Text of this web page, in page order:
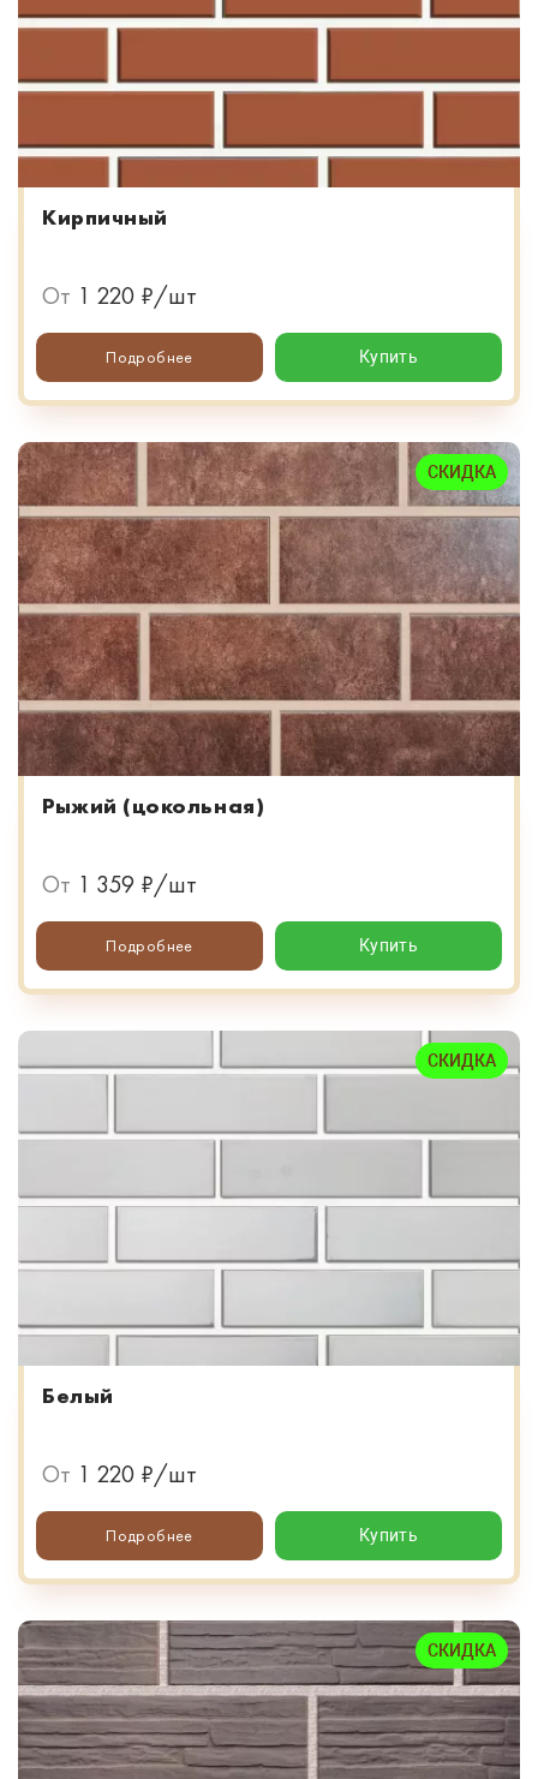
Кирпичный
От 1 220 ₽/шт
Подробнее Купить
СКИДКА
Рыжий (цокольная)
От 1 359 ₽/шт
Подробнее Купить
СКИДКА
Белый
От 1 220 ₽/шт
Подробнее Купить
СКИДКА